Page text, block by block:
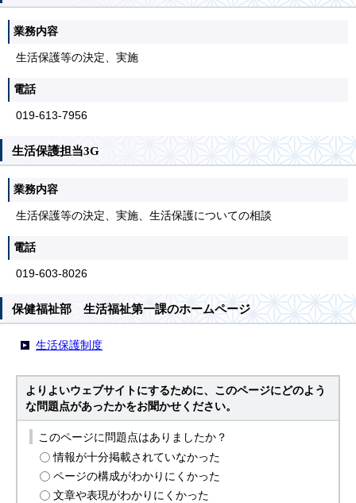
業務内容
生活保護等の決定、実施
電話
019-613-7956
生活保護担当3G
業務内容
生活保護等の決定、実施、生活保護についての相談
電話
019-603-8026
保健福祉部 生活福祉第一課のホームページ
生活保護制度
よりよいウェブサイトにするために、このページにどのよう
な問題点があったかをお聞かせください。
このページに問題点はありましたか？
情報が十分掲載されていなかった
ページの構成がわかりにくかった
文章や表現がわかりにくかった